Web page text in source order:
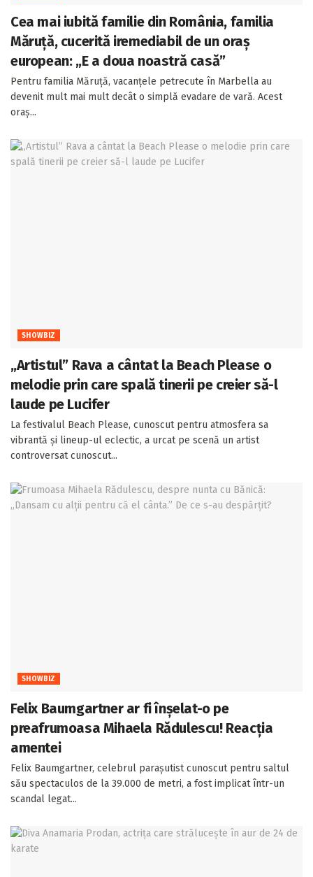
Cea mai iubită familie din România, familia
Măruță, cucerită iremediabil de un oraș
european: „E a doua noastră casă”
Pentru familia Măruță, vacanțele petrecute în Marbella au
devenit mult mai mult decât o simplă evadare de vară. Acest
oraș...
SHOWBIZ
„Artistul” Rava a cântat la Beach Please o
melodie prin care spală tinerii pe creier să-l
laude pe Lucifer
La festivalul Beach Please, cunoscut pentru atmosfera sa
vibrantă și lineup-ul eclectic, a urcat pe scenă un artist
controversat cunoscut...
SHOWBIZ
Felix Baumgartner ar fi înșelat-o pe
preafrumoasa Mihaela Rădulescu! Reacția
amentei
Felix Baumgartner, celebrul parașutist cunoscut pentru saltul
său spectaculos de la 39.000 de metri, a fost implicat într-un
scandal legat...